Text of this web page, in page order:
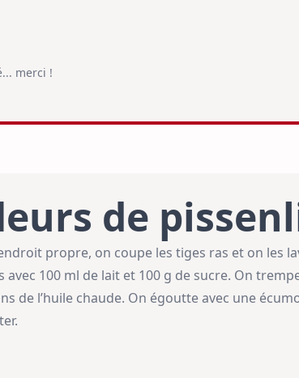
merci !
de
propre, on coupe les tiges ras et on les
100 ml de lait et 100 g de sucre. On
de l’huile chaude. On égoutte avec une